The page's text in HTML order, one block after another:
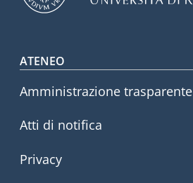
Footer menu
ATENEO
Amministrazione trasparente
Atti di notifica
Privacy